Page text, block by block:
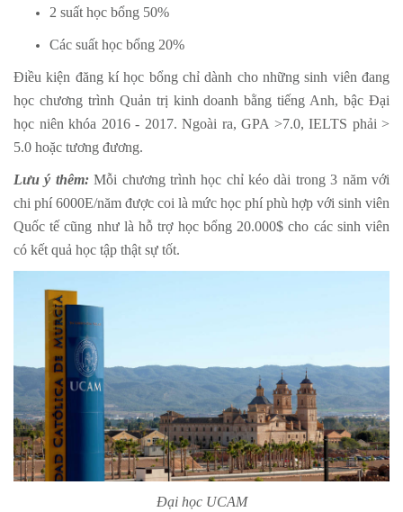
2 suất học bổng 50%
Các suất học bổng 20%
Điều kiện đăng kí học bổng chỉ dành cho những sinh viên đang
học chương trình Quản trị kinh doanh bằng tiếng Anh, bậc Đại
học niên khóa 2016 - 2017. Ngoài ra, GPA >7.0, IELTS phải >
5.0 hoặc tương đương.
Lưu ý thêm:Mỗi chương trình học chỉ kéo dài trong 3 năm với
chi phí 6000E/năm được coi là mức học phí phù hợp với sinh viên
Quốc tế cũng như là hỗ trợ học bổng 20.000$ cho các sinh viên
có kết quả học tập thật sự tốt.
Đại học UCAM